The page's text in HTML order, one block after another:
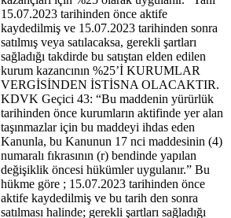
15.07.2023 tarihinden önce aktife
kaydedilmiş ve 15.07.2023 tarihinden sonra
satılmış veya satılacaksa, gerekli şartları
sağladığı takdirde bu satıştan elden edilen
kurum kazancının %25’İ KURUMLAR
VERGİSİNDEN İSTİSNA OLACAKTIR.
KDVK Geçici 43: “Bu maddenin yürürlük
tarihinden önce kurumların aktifinde yer alan
taşınmazlar için bu maddeyi ihdas eden
Kanunla, bu Kanunun 17 nci maddesinin (4)
numaralı fıkrasının (r) bendinde yapılan
değişiklik öncesi hükümler uygulanır.” Bu
hükme göre ; 15.07.2023 tarihinden önce
aktife kaydedilmiş ve bu tarih den sonra
satılması halinde; gerekli şartları sağladığı